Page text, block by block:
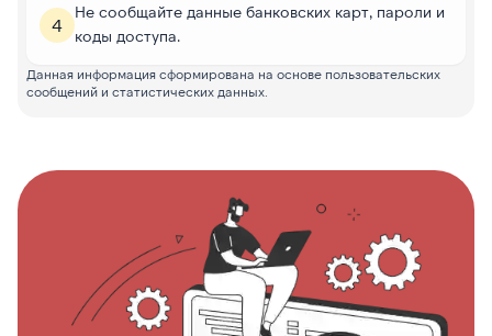
4
Не сообщайте данные банковских карт, пароли и
коды доступа.
Данная информация сформирована на основе пользовательских
сообщений и статистических данных.